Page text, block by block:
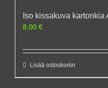
Iso kissakuva kartonkia
8,00 €
Lisää ostoskoriin